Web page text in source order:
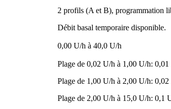
2 profils (A et B), programmation
Débit basal temporaire disponible.
0,00 U/h à 40,0 U/h
Plage de 0,02 U/h à 1,00 U/h: 0,01
Plage de 1,00 U/h à 2,00 U/h: 0,02
Plage de 2,00 U/h à 15,0 U/h: 0,1